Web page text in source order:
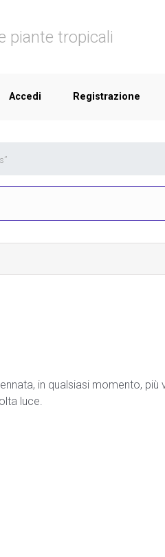
piante tropicali
Accedi Registrazione
in qualsiasi momento, più
luce.